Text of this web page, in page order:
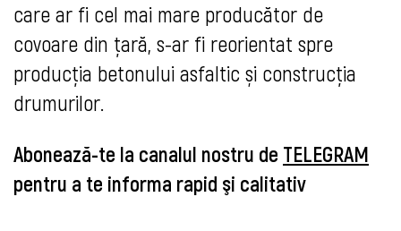
care ar fi cel mai mare producător de
covoare din țară, s-ar fi reorientat spre
producția betonului asfaltic și construcția
drumurilor.
Abonează-te la canalul nostru de TELEGRAM
pentru a te informa rapid şi calitativ